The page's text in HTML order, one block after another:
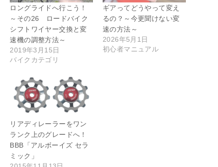
ロングライドへ行こう！
～その26 ロードバイク
シフトワイヤー交換と変
速機の調整方法～
2019年3月15日
バイクカテゴリ
ギアってどうやって変え
るの？～今更聞けない変
速の方法～
2026年5月1日
初心者マニュアル
リアディレーラーをワン
ランク上のグレードへ！
BBB「アルボーイズ セラ
ミック」